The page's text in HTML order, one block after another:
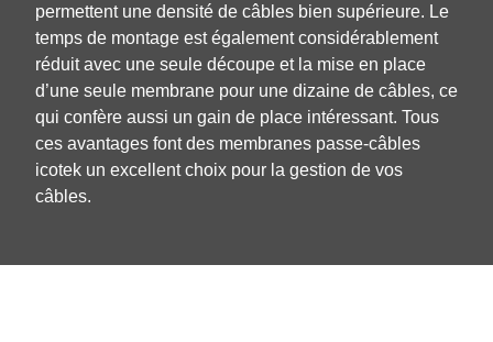
permettent une densité de câbles bien supérieure. Le
temps de montage est également considérablement
réduit avec une seule découpe et la mise en place
d’une seule membrane pour une dizaine de câbles, ce
qui confère aussi un gain de place intéressant. Tous
ces avantages font des membranes passe-câbles
icotek un excellent choix pour la gestion de vos
câbles.